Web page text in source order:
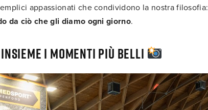
appassionati che condividono la nostra filosofia:
da ciò che gli diamo ogni giorno.
i momenti più belli